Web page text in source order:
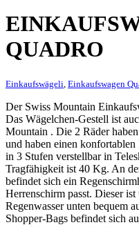
QUADRO
Einkaufswägeli Einkaufswagen
Der Swiss Mountain
Das Wägelchen-Gestell ist
Mountain . Die 2 Räder
und haben einen
in 3 Stufen verstellbar in
Tragfähigkeit ist 40 Kg. An
befindet sich ein
Herrenschirm passt. Dieser
Regenwasser unten bequem
Shopper-Bags befindet sich